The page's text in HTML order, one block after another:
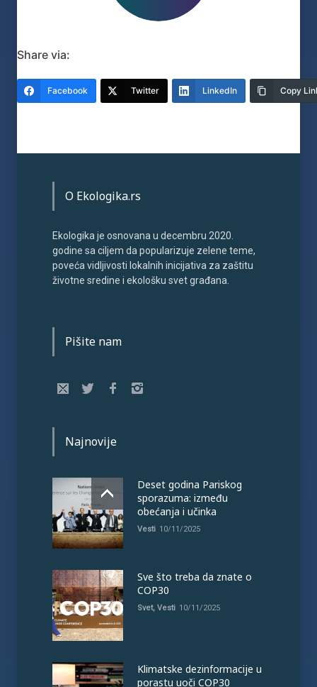
Share via:
Facebook Twitter LinkedIn Copy
O Ekologika.rs
Ekologika je osnovana u decembru 2020.
godine sa ciljem da popularizuje zelene teme,
poveća vidljivosti lokalnih inicijativa za zaštitu
životne sredine i ekološku svet građana.
Pišite nam
Najnovije
Deset godina Pariskog
sporazuma: između
obećanja i učinka
Vesti 10/11/2025
Sve što treba da znate o
COP30
Svet, Vesti 10/11/2025
Klimatske dezinformacije u
porastu uoči COP30